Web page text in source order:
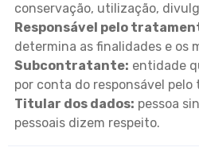
conservação, utilização,
Responsável pelo
determina as finalidades e os
Subcontratante: entidade
por conta do responsável
Titular dos dados: pessoa
pessoais dizem respeito.